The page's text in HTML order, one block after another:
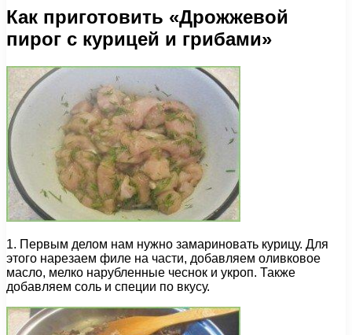
Как приготовить «Дрожжевой
пирог с курицей и грибами»
1. Первым делом нам нужно замариновать курицу. Для
этого нарезаем филе на части, добавляем оливковое
масло, мелко нарубленные чеснок и укроп. Также
добавляем соль и специи по вкусу.